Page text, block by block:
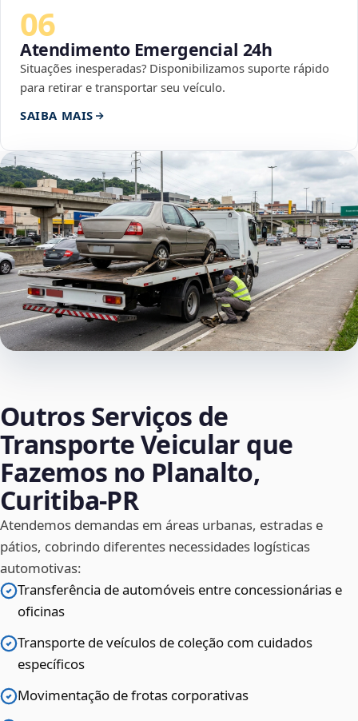
06
Atendimento Emergencial 24h
Situações inesperadas? Disponibilizamos suporte rápido
para retirar e transportar seu veículo.
SAIBA MAIS
Outros Serviços de
Transporte Veicular que
Fazemos no Planalto,
Curitiba‑PR
Atendemos demandas em áreas urbanas, estradas e
pátios, cobrindo diferentes necessidades logísticas
automotivas:
Transferência de automóveis entre concessionárias e
oficinas
Transporte de veículos de coleção com cuidados
específicos
Movimentação de frotas corporativas